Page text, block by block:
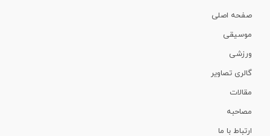
صفحه اصلی
موسیقی
ورزشی
گالری تصاویر
مقالات
مصاحبه
ارتباط با ما